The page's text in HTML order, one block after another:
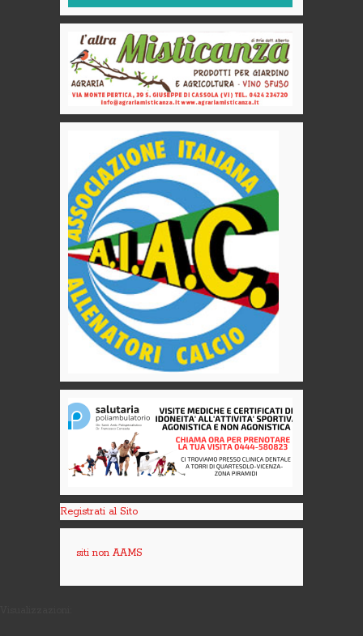
Registrati al Sito
siti non AAMS